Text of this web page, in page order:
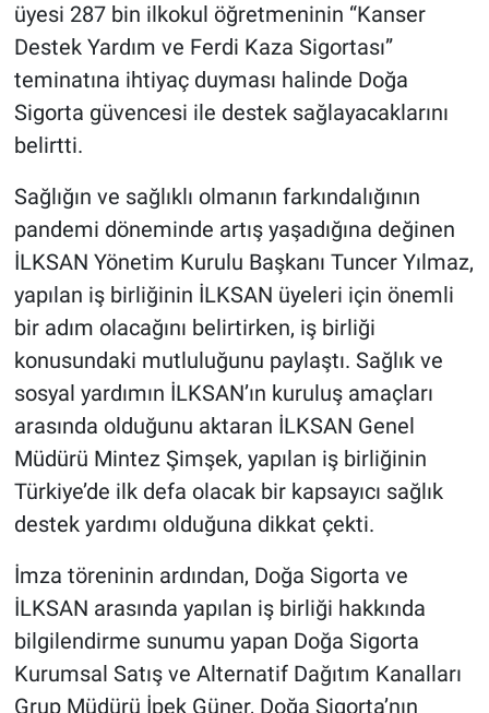
üyesi 287 bin ilkokul öğretmeninin “Kanser
Destek Yardım ve Ferdi Kaza Sigortası”
teminatına ihtiyaç duyması halinde Doğa
Sigorta güvencesi ile destek sağlayacaklarını
belirtti.
Sağlığın ve sağlıklı olmanın farkındalığının
pandemi döneminde artış yaşadığına değinen
İLKSAN Yönetim Kurulu Başkanı Tuncer Yılmaz,
yapılan iş birliğinin İLKSAN üyeleri için önemli
bir adım olacağını belirtirken, iş birliği
konusundaki mutluluğunu paylaştı. Sağlık ve
sosyal yardımın İLKSAN’ın kuruluş amaçları
arasında olduğunu aktaran İLKSAN Genel
Müdürü Mintez Şimşek, yapılan iş birliğinin
Türkiye’de ilk defa olacak bir kapsayıcı sağlık
destek yardımı olduğuna dikkat çekti.
İmza töreninin ardından, Doğa Sigorta ve
İLKSAN arasında yapılan iş birliği hakkında
bilgilendirme sunumu yapan Doğa Sigorta
Kurumsal Satış ve Alternatif Dağıtım Kanalları
Grup Müdürü İpek Güner, Doğa Sigorta’nın